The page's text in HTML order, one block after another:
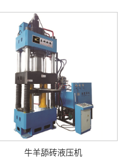
牛羊舔砖液压机